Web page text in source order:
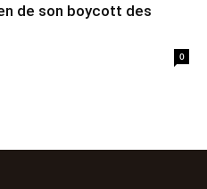
de son boycott des
0